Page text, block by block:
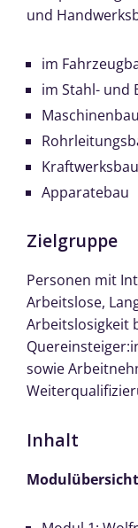
und
im
im Stahl- und
Maschinenbau
Kraftwerksbau
Apparatebau
Zielgruppe
Personen mit
Arbeitslose,
Arbeitslosigkeit
sowie
Inhalt